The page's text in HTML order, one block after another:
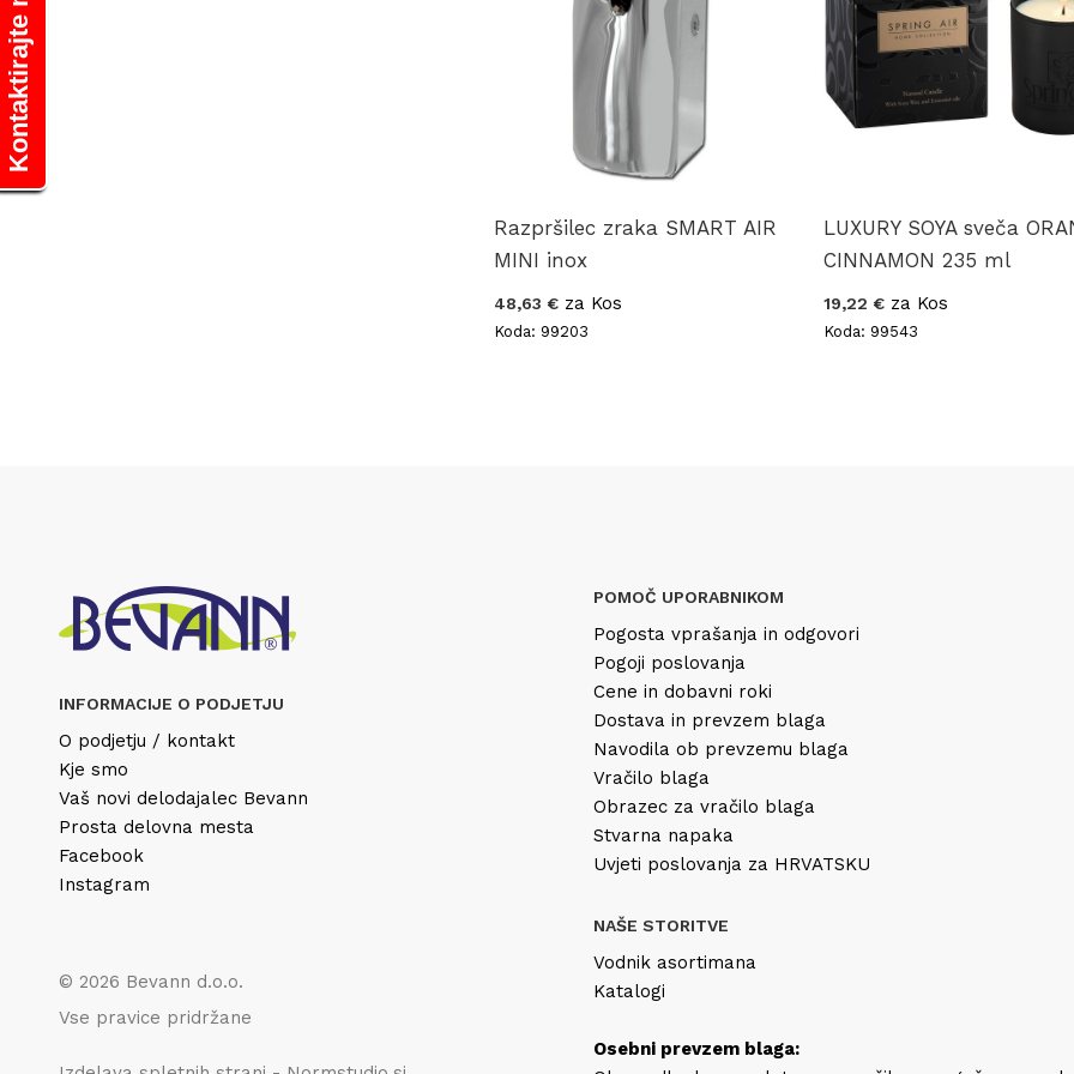
Razpršilec zraka SMART AIR
MINI inox
48,63 € za Kos
Koda: 99203
LUXURY SOYA sveča
CINNAMON 235 ml
19,22 € za Kos
Koda: 99543
INFORMACIJE O PODJETJU
O podjetju / kontakt
Kje smo
Vaš novi delodajalec Bevann
Prosta delovna mesta
Facebook
Instagram
© 2026 Bevann d.o.o.
Vse pravice pridržane
POMOČ UPORABNIKOM
Pogosta vprašanja in odgovori
Pogoji poslovanja
Cene in dobavni roki
Dostava in prevzem blaga
Navodila ob prevzemu blaga
Vračilo blaga
Obrazec za vračilo blaga
Stvarna napaka
Uvjeti poslovanja za HRVATSKU
NAŠE STORITVE
Vodnik asortimana
Katalogi
Osebni prevzem blaga:
Kontaktirajte nas